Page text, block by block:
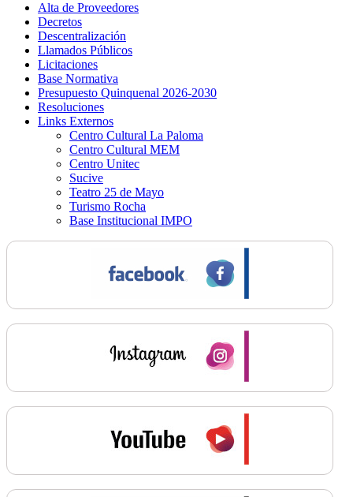
Alta de Proveedores
Decretos
Descentralización
Llamados Públicos
Licitaciones
Base Normativa
Presupuesto Quinquenal 2026-2030
Resoluciones
Links Externos
Centro Cultural La Paloma
Centro Cultural MEM
Centro Unitec
Sucive
Teatro 25 de Mayo
Turismo Rocha
Base Institucional IMPO